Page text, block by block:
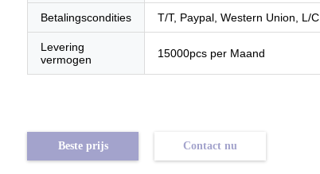
Betalingscondities T/T, Paypal, Western Union, L/C
Levering
vermogen
15000pcs per Maand
Beste prijs Contact nu